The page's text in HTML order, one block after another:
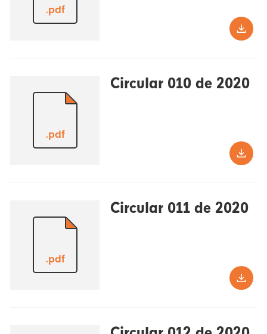
.pdf
.pdf
Circular 010 de 2020
.pdf
Circular 011 de 2020